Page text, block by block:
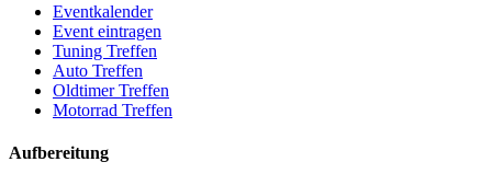
Eventkalender
Event eintragen
Tuning Treffen
Auto Treffen
Oldtimer Treffen
Motorrad Treffen
Aufbereitung